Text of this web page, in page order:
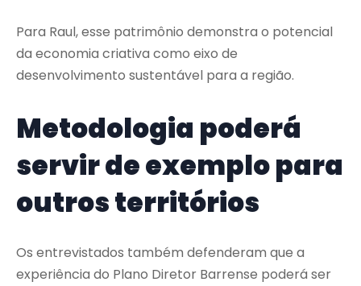
Para Raul, esse patrimônio demonstra o potencial
da economia criativa como eixo de
desenvolvimento sustentável para a região.
Metodologia poderá
servir de exemplo para
outros territórios
Os entrevistados também defenderam que a
experiência do Plano Diretor Barrense poderá ser